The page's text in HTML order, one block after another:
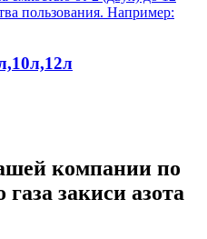
компании по
закиси азота